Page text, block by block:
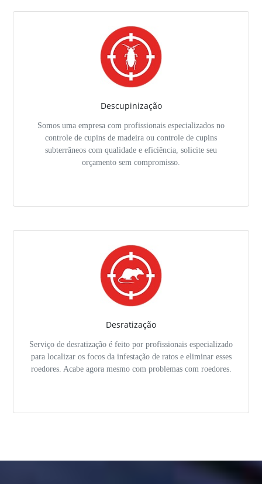
Descupinização
Somos uma empresa com profissionais especializados no
controle de cupins de madeira ou controle de cupins
subterrâneos com qualidade e eficiência, solicite seu
orçamento sem compromisso.
Desratização
Serviço de desratização é feito por profissionais especializado
para localizar os focos da infestação de ratos e eliminar esses
roedores. Acabe agora mesmo com problemas com roedores.